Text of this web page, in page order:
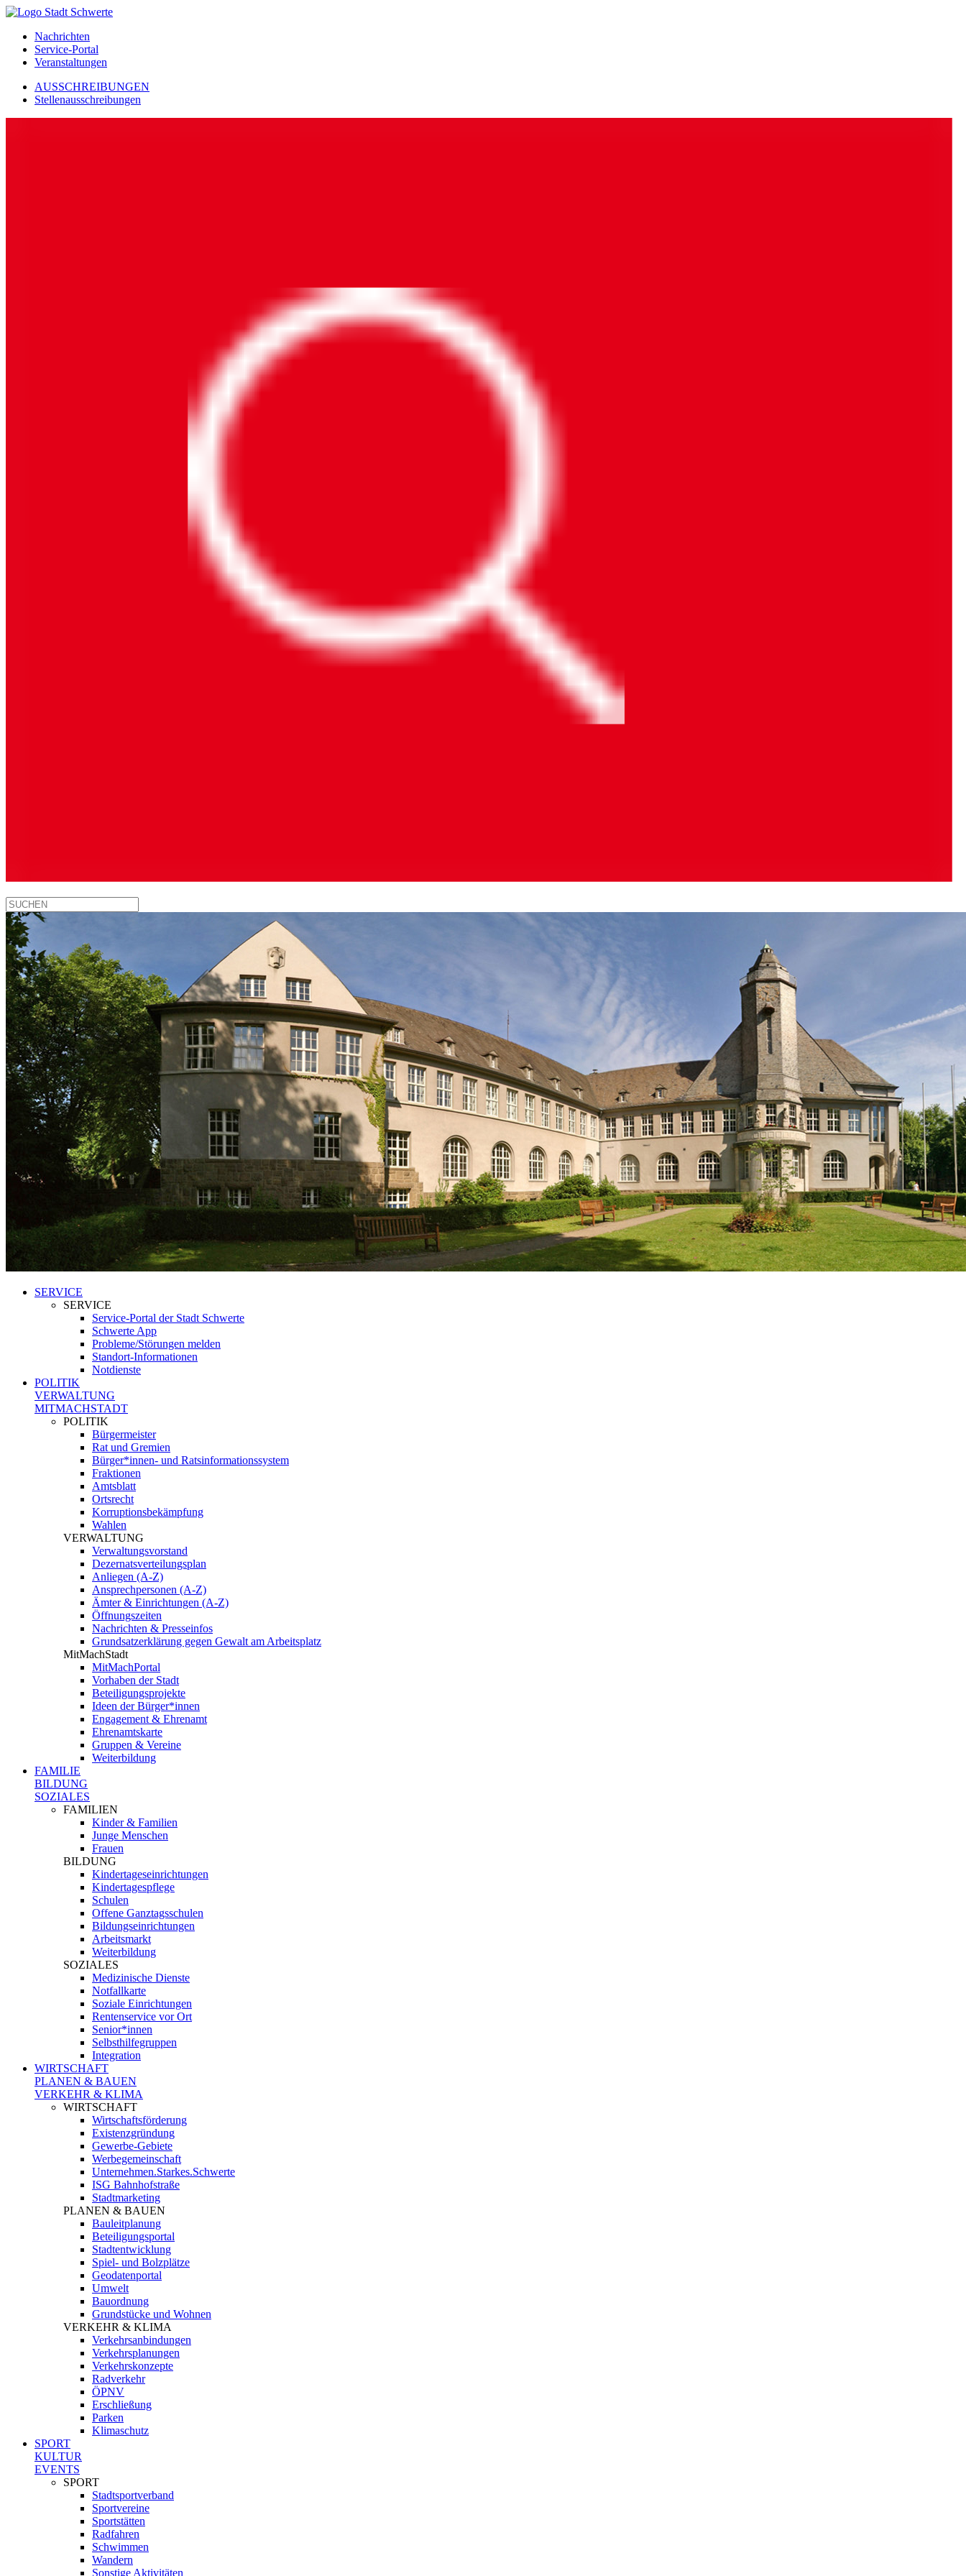
Nachrichten
Service-Portal
Veranstaltungen
AUSSCHREIBUNGEN
Stellenausschreibungen
SERVICE
SERVICE
Service-Portal der Stadt Schwerte
Schwerte App
Probleme/Störungen melden
Standort-Informationen
Notdienste
POLITIK
VERWALTUNG
MITMACHSTADT
POLITIK
Bürgermeister
Rat und Gremien
Bürger*innen- und Ratsinformationssystem
Fraktionen
Amtsblatt
Ortsrecht
Korruptionsbekämpfung
Wahlen
VERWALTUNG
Verwaltungsvorstand
Dezernatsverteilungsplan
Anliegen (A-Z)
Ansprechpersonen (A-Z)
Ämter & Einrichtungen (A-Z)
Öffnungszeiten
Nachrichten & Presseinfos
Grundsatzerklärung gegen Gewalt am Arbeitsplatz
MitMachStadt
MitMachPortal
Vorhaben der Stadt
Beteiligungsprojekte
Ideen der Bürger*innen
Engagement & Ehrenamt
Ehrenamtskarte
Gruppen & Vereine
Weiterbildung
FAMILIE
BILDUNG
SOZIALES
FAMILIEN
Kinder & Familien
Junge Menschen
Frauen
BILDUNG
Kindertageseinrichtungen
Kindertagespflege
Schulen
Offene Ganztagsschulen
Bildungseinrichtungen
Arbeitsmarkt
Weiterbildung
SOZIALES
Medizinische Dienste
Notfallkarte
Soziale Einrichtungen
Rentenservice vor Ort
Senior*innen
Selbsthilfegruppen
Integration
WIRTSCHAFT
PLANEN & BAUEN
VERKEHR & KLIMA
WIRTSCHAFT
Wirtschaftsförderung
Existenzgründung
Gewerbe-Gebiete
Werbegemeinschaft
Unternehmen.Starkes.Schwerte
ISG Bahnhofstraße
Stadtmarketing
PLANEN & BAUEN
Bauleitplanung
Beteiligungsportal
Stadtentwicklung
Spiel- und Bolzplätze
Geodatenportal
Umwelt
Bauordnung
Grundstücke und Wohnen
VERKEHR & KLIMA
Verkehrsanbindungen
Verkehrsplanungen
Verkehrskonzepte
Radverkehr
ÖPNV
Erschließung
Parken
Klimaschutz
SPORT
KULTUR
EVENTS
SPORT
Stadtsportverband
Sportvereine
Sportstätten
Radfahren
Schwimmen
Wandern
Sonstige Aktivitäten